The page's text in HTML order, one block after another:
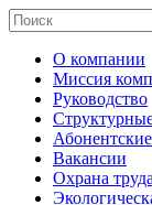
О компании
Миссия
Руководство
Вакансии
Охрана труда